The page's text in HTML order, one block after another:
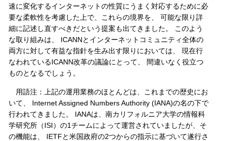
速に変化するインターネットの性質にうまく対応するために必
要な柔軟性を考慮した上で、これらの境界を、 可能な限り詳
細に記述し直すべきだという提案も出てきました。 このよう
な取り組みは、 ICANNとインターネットコミュニティ全体の
両方に対して有益な指針を生み出す限りにおいては、 現在行
なわれているICANN改革の議論にとって、 間違いなく役立つ
ものとなるでしょう。
用語注：上記の運用業務のほとんどは、これまでの歴史にお
いて、 Internet Assigned Numbers Authority (IANA)の名の下で
行われてきました。 IANAは、南カリフォルニア大学の情報科
学研究所（ISI）の1チームによって運営されていましたが、そ
の機能は、 IETFと米国政府の2つからの指示に基づいて遂行さ